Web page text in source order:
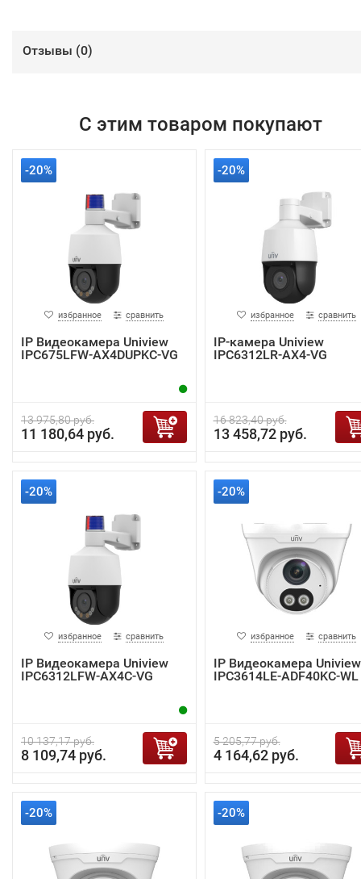
Отзывы (0)
С этим товаром покупают
-20%
избранное сравнить
IP Видеокамера Uniview
IPC675LFW-AX4DUPKC-VG
13 975,80 руб.
11 180,64 руб.
-20%
избранное сравнить
IP-камера Uniview
IPC6312LR-AX4-VG
16 823,40 руб.
13 458,72 руб.
-20%
избранное сравнить
IP Видеокамера Uniview
IPC6312LFW-AX4C-VG
10 137,17 руб.
8 109,74 руб.
-20%
избранное сравнить
IP Видеокамера Uniview
IPC3614LE-ADF40KC-WL
5 205,77 руб.
4 164,62 руб.
-20% -20%